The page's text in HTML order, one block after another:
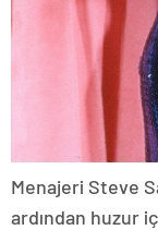
Menajeri Steve
ardından huzur